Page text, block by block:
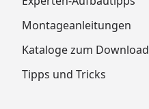
Montageanleitungen
Kataloge zum Download
Tipps und Tricks